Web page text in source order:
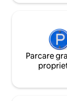
Parcare